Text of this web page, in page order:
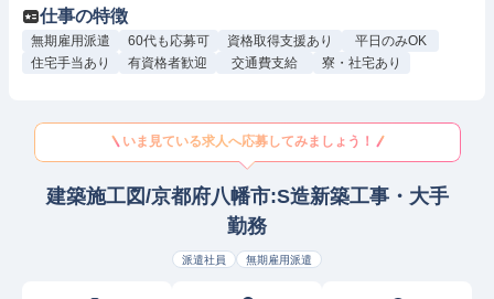
仕事の特徴
無期雇用派遣 60代も応募可 資格取得支援あり
平日のみOK
住宅手当あり
有資格者歓迎 交通費支給 寮・社宅あり
いま見ている求人へ応募してみましょう！
建築施工図/京都府八幡市:S造新築工事・大手
勤務
派遣社員 無期雇用派遣